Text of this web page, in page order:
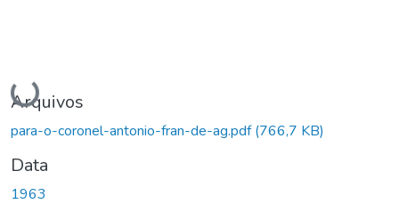
Carregando...
Arquivos
para-o-coronel-antonio-fran-de-ag.pdf(766,7 KB)
Data
1963